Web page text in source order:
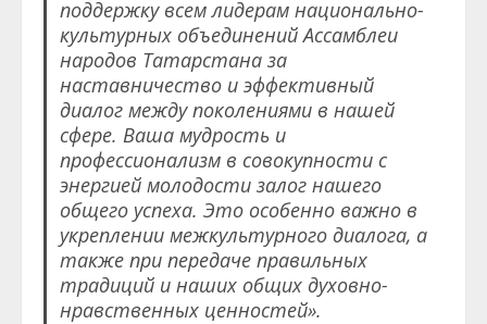
поддержку всем лидерам национально-
культурных объединений Ассамблеи
народов Татарстана за
наставничество и эффективный
диалог между поколениями в нашей
сфере. Ваша мудрость и
профессионализм в совокупности с
энергией молодости залог нашего
общего успеха. Это особенно важно в
укреплении межкультурного диалога, а
также при передаче правильных
традиций и наших общих духовно-
нравственных ценностей».